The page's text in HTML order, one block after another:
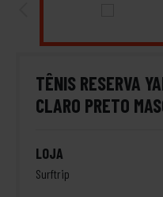
TÊNIS RESERVA
CLARO PRETO
LOJA
Surftrip